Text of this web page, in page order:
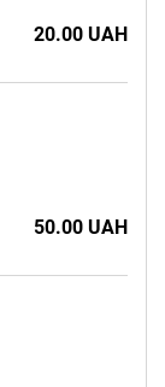
20.00 UAH
50.00 UAH